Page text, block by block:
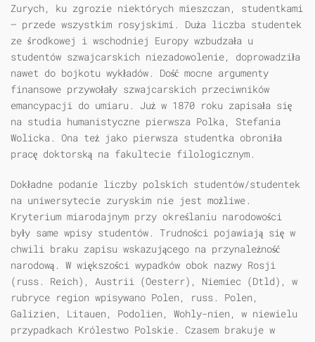
Zurych, ku zgrozie niektórych mieszczan, studentkami
— przede wszystkim rosyjskimi. Duża liczba studentek
ze środkowej i wschodniej Europy wzbudzała u
studentów szwajcarskich niezadowolenie, doprowadziła
nawet do bojkotu wykładów. Dość mocne argumenty
finansowe przywołały szwajcarskich przeciwników
emancypacji do umiaru. Już w 1870 roku zapisała się
na studia humanistyczne pierwsza Polka, Stefania
Wolicka. Ona też jako pierwsza studentka obroniła
pracę doktorską na fakultecie filologicznym.
Dokładne podanie liczby polskich studentów/studentek
na uniwersytecie zuryskim nie jest możliwe.
Kryterium miarodajnym przy określaniu narodowości
były same wpisy studentów. Trudności pojawiają się w
chwili braku zapisu wskazującego na przynależność
narodową. W większości wypadków obok nazwy Rosji
(russ. Reich), Austrii (Oesterr), Niemiec (Dtld), w
rubryce region wpisywano Polen, russ. Polen,
Galizien, Litauen, Podolien, Wohly-nien, w niewielu
przypadkach Królestwo Polskie. Czasem brakuje w